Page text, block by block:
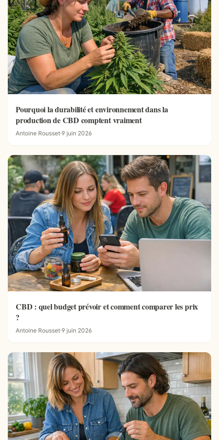
Pourquoi la durabilité et environnement dans la
production de CBD comptent vraiment
Antoine Rousset·9 juin 2026
CBD : quel budget prévoir et comment comparer les prix
?
Antoine Rousset·9 juin 2026